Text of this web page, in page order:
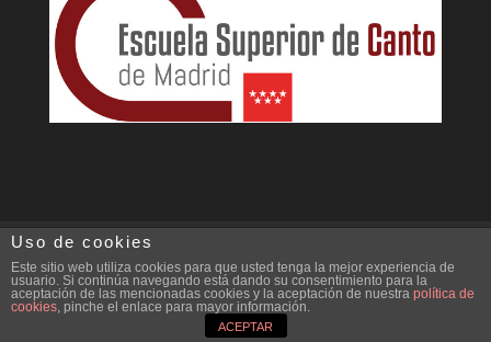
Aviso legal
Diseño Web Ideare
Uso de cookies
Este sitio web utiliza cookies para que usted tenga la mejor experiencia de
usuario. Si continúa navegando está dando su consentimiento para la
aceptación de las mencionadas cookies y la aceptación de nuestra política de
cookies, pinche el enlace para mayor información.
ACEPTAR